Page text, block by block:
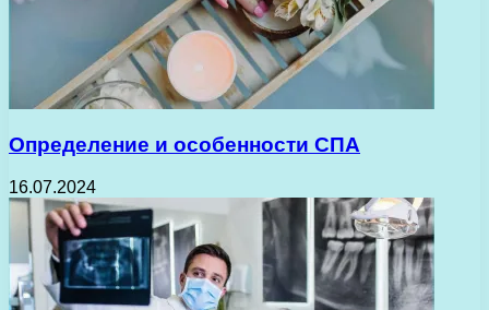
Определение и особенности СПА
16.07.2024